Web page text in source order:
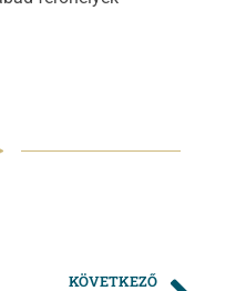
KÖVETKEZŐ